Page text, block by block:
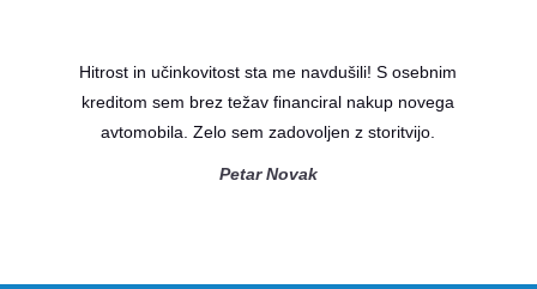
Hitrost in učinkovitost sta me navdušili! S osebnim
kreditom sem brez težav financiral nakup novega
avtomobila. Zelo sem zadovoljen z storitvijo.
Petar Novak